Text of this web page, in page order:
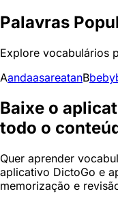
Palavras
Explore vocabulários
AandaasareatanBbeby
Baixe o
todo o
Quer aprender
aplicativo DictoGo e
memorização e